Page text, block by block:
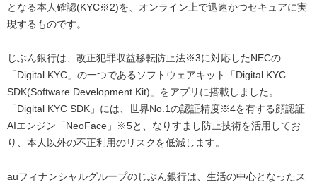
となる本人確認(KYC※2)を、オンライン上で迅速かつセキュアに実
現するものです。
じぶん銀行は、改正犯罪収益移転防止法※3に対応したNECの
「Digital KYC」の一つであるソフトウェアキット「Digital KYC
SDK(Software Development Kit)」をアプリに搭載しました。
「Digital KYC SDK」には、世界No.1の認証精度※4を有する顔認証
AIエンジン「NeoFace」※5と、なりすまし防止技術を活用してお
り、本人以外の不正利用のリスクを低減します。
auフィナンシャルグループのじぶん銀行は、生活の中心となったス